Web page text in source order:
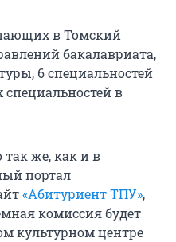
в Томский
бакалавриата,
6 специальностей
специальностей в
же, как и в
портал
«Абитуриент ТПУ»,
комиссия будет
культурном центре